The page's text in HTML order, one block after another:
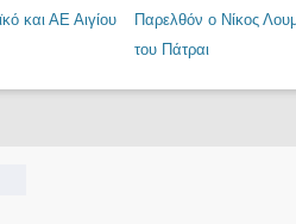
και ΑΕ Αιγίου
Παρελθόν ο Νίκος
του Πάτραι